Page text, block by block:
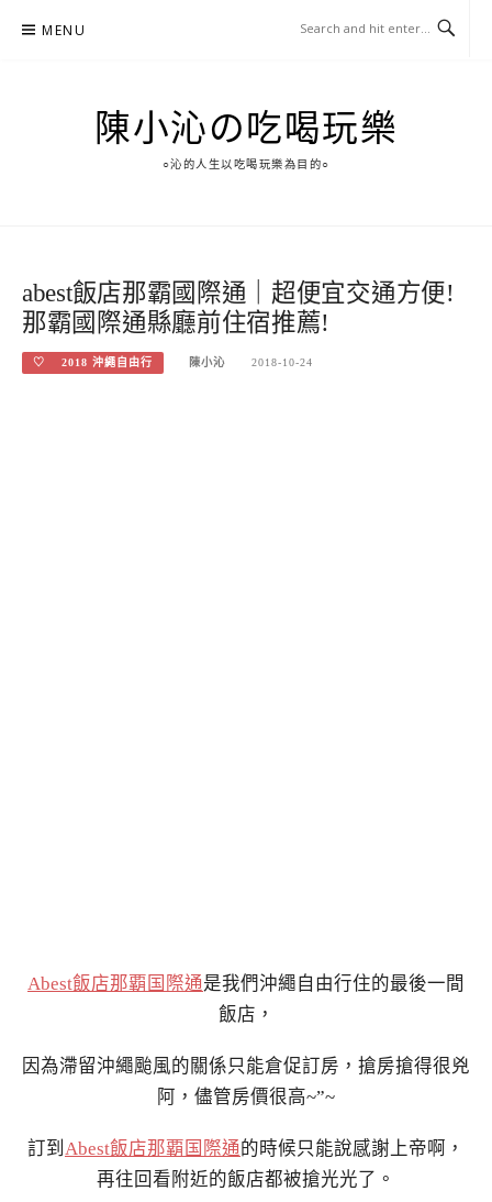
MENU
陳小沁の吃喝玩樂
○沁的人生以吃喝玩樂為目的○
abest飯店那霸國際通｜超便宜交通方便!
那霸國際通縣廳前住宿推薦!
♡ 2018 沖繩自由行 陳小沁 2018-10-24
Abest飯店那覇国際通是我們沖繩自由行住的最後一間
飯店，
因為滯留沖繩颱風的關係只能倉促訂房，搶房搶得很兇
阿，儘管房價很高~”~
訂到 Abest飯店那覇国際通的時候只能說感謝上帝啊，
再往回看附近的飯店都被搶光光了。